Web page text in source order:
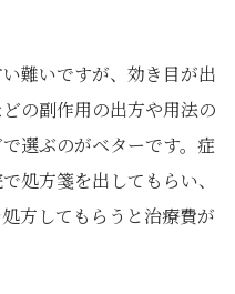
難いですが、効き目が出
の副作用の出方や用法の
選ぶのがベターです。症
処方箋を出してもらい、
方してもらうと治療費が